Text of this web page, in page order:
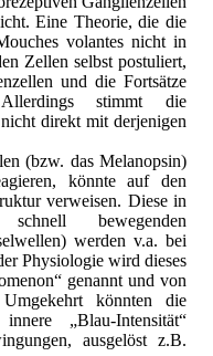
Eine Theorie, die die
volantes nicht in
Zellen selbst postuliert,
und die Fortsätze
stimmt die
direkt mit derjenigen
(bzw. das Melanopsin)
könnte auf den
verweisen. Diese in
bewegenden
werden v.a. bei
Physiologie wird dieses
genannt und von
Umgekehrt könnten die
„Blau-Intensität“
ausgelöst z.B.